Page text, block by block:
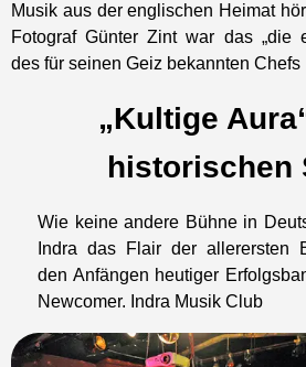
Musik aus der englischen Heimat
Fotograf Günter Zint war das „die
des für seinen Geiz bekannten Chefs
„Kultige
historischen
Wie keine andere Bühne in
Indra das Flair der allerersten
den Anfängen heutiger
Newcomer. Indra Musik Club